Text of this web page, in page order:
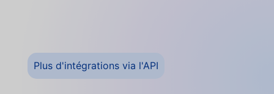
Plus d'intégrations via l'API